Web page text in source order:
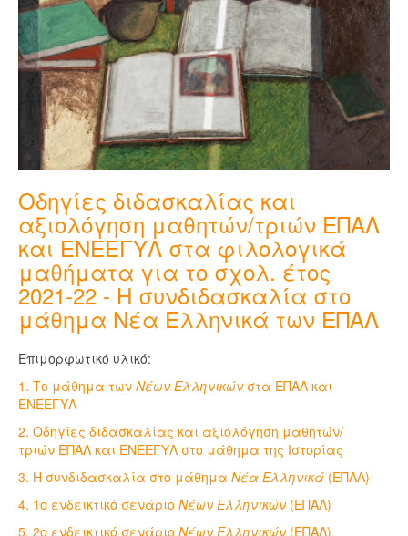
Οδηγίες διδασκαλίας και
αξιολόγηση μαθητών/τριών ΕΠΑΛ
και ΕΝΕΕΓΥΛ στα φιλολογικά
μαθήματα για το σχολ. έτος
2021-22 - Η συνδιδασκαλία στο
μάθημα Νέα Ελληνικά των ΕΠΑΛ
Επιμορφωτικό υλικό:
1. Το μάθημα των Νέων Ελληνικών στα ΕΠΑΛ και
ΕΝΕΕΓΥΛ
2. Οδηγίες διδασκαλίας και αξιολόγηση μαθητών/
τριών ΕΠΑΛ και ΕΝΕΕΓΥΛ στο μάθημα της Ιστορίας
3. Η συνδιδασκαλία στο μάθημα Νέα Ελληνικά (ΕΠΑΛ)
4. 1ο ενδεικτικό σενάριο Νέων Ελληνικών (ΕΠΑΛ)
5. 2ο ενδεικτικό σενάριο Νέων Ελληνικών (ΕΠΑΛ)